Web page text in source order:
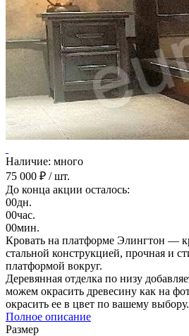
Наличие: много
75 000 ₽ / шт.
До конца акции осталось:
00дн.
00час.
00мин.
Кровать на платформе Элингтон —
стальной конструкцией, прочная и
платформой вокруг.
Деревянная отделка по низу
можем окрасить древесину как на
окрасить ее в цвет по вашему выбору.
Полное описание
Размер